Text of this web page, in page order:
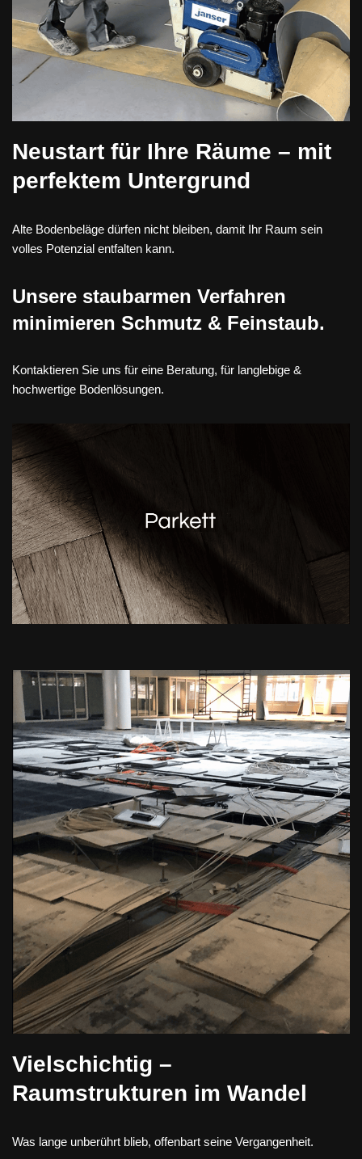
Neustart für Ihre Räume – mit
perfektem Untergrund
Alte Bodenbeläge dürfen nicht bleiben, damit Ihr Raum sein
volles Potenzial entfalten kann.
Unsere staubarmen Verfahren
minimieren Schmutz & Feinstaub.
Kontaktieren Sie uns für eine Beratung, für langlebige &
hochwertige Bodenlösungen.
Vielschichtig –
Raumstrukturen im Wandel
Was lange unberührt blieb, offenbart seine Vergangenheit.